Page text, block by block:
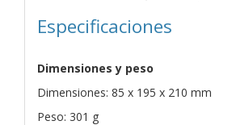
Especificaciones
Dimensiones y peso
Dimensiones: 85 x 195 x 210 mm
Peso: 301 g